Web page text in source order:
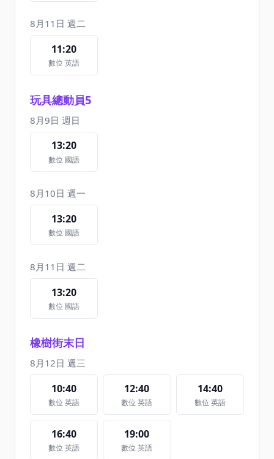
8月11日 週二
11:20
數位 英語
玩具總動員5
8月9日 週日
13:20
數位 國語
8月10日 週一
13:20
數位 國語
8月11日 週二
13:20
數位 國語
橡樹街末日
8月12日 週三
10:40
數位 英語
12:40
數位 英語
14:40
數位 英語
16:40
數位 英語
19:00
數位 英語